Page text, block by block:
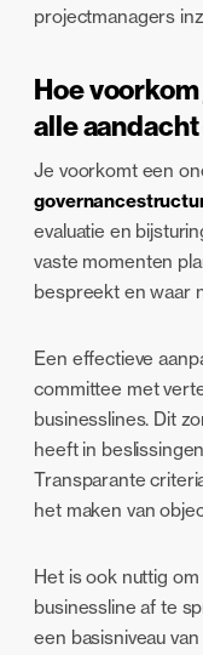
projectmanagers
Hoe
alle
Je voorkomt een
evaluatie en
vaste momenten
bespreekt en waar
Een effectieve
committee met
businesslines. Dit
heeft in
Transparante
het maken van
Het is ook nuttig
businessline af te
een basisniveau